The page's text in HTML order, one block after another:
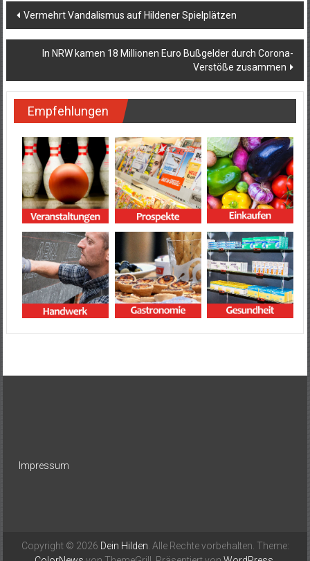
Beitragsnavigation
Vermehrt Vandalismus auf Hildener Spielplätzen
In NRW kamen 18 Millionen Euro Bußgelder durch Corona-
Verstöße zusammen
Empfehlungen
Impressum
Copyright © 2026 Dein Hilden . Alle Rechte vorbehalten. Theme: